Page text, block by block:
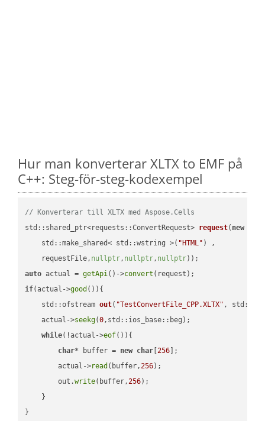
Hur man konverterar XLTX to EMF på
C++: Steg-för-steg-kodexempel
// Konverterar till XLTX med Aspose.Cells
std::shared_ptr<requests::ConvertRequest> request( new
    std::make_shared< std::wstring >(
"HTML" ) ,
    requestFile,
nullptr, nullptr, nullptr))
auto actual = getApi()->convert
if(actual->good ()){
std::ofstream out( "TestConvertFile_CPP.XLTX" ,
    actual->
seekg(0,std::ios_base::beg);
while(!actual->eof()){
char* buffer = new char [256 ];
        actual->
read (buffer,256);
        out.
write(buffer,256);
    }
}